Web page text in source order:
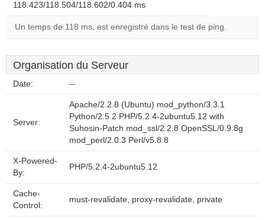
118.423/118.504/118.602/0.404 ms
Un temps de 118 ms, est enregistré dans le test de ping.
Organisation du Serveur
Date: --
Server:
Apache/2.2.8 (Ubuntu) mod_python/3.3.1
Python/2.5.2 PHP/5.2.4-2ubuntu5.12 with
Suhosin-Patch mod_ssl/2.2.8 OpenSSL/0.9.8g
mod_perl/2.0.3 Perl/v5.8.8
X-Powered-
By:
PHP/5.2.4-2ubuntu5.12
Cache-
Control:
must-revalidate, proxy-revalidate, private